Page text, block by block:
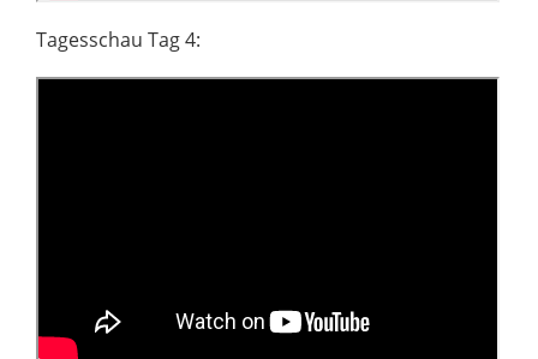
Tagesschau Tag 4: